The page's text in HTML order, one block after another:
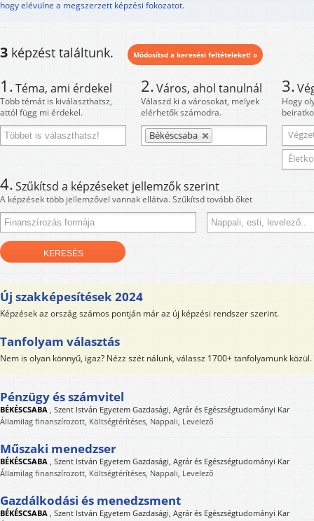
hogy elévülne a megszerzett képzési fokozatot.
3 képzést találtunk. Módosítsd a keresési feltételeket! »
1.Téma, ami érdekel
Több témát is kiválaszthatsz,
attól függ mi érdekel.
2.Város, ahol tanulnál
Válaszd ki a városokat, melyek
elérhetők számodra.
Békéscsaba
3.
Hogy
4.Szűkítsd a képzéseket jellemzők szerint
A képzések több jellemzővel vannak ellátva. Szűkítsd tovább őket
Új szakképesítések 2024
Képzések az ország számos pontján már az új képzési rendszer szerint.
Tanfolyam választás
Nem is olyan könnyű, igaz? Nézz szét nálunk, válassz 1700+ tanfolyamunk közül.
Pénzügy és számvitel
BÉKÉSCSABA , Szent István Egyetem Gazdasági, Agrár és Egészségtudományi Kar
Államilag finanszírozott, Költségtérítéses, Nappali, Levelező
Műszaki menedzser
BÉKÉSCSABA , Szent István Egyetem Gazdasági, Agrár és Egészségtudományi Kar
Államilag finanszírozott, Költségtérítéses, Nappali, Levelező
Gazdálkodási és menedzsment
BÉKÉSCSABA , Szent István Egyetem Gazdasági, Agrár és Egészségtudományi Kar